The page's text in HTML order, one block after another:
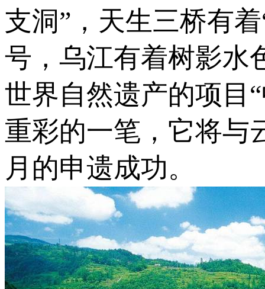
支洞”，天生三桥有
号，乌江有着树影水
世界自然遗产的项目
重彩的一笔，它将与
月的申遗成功。